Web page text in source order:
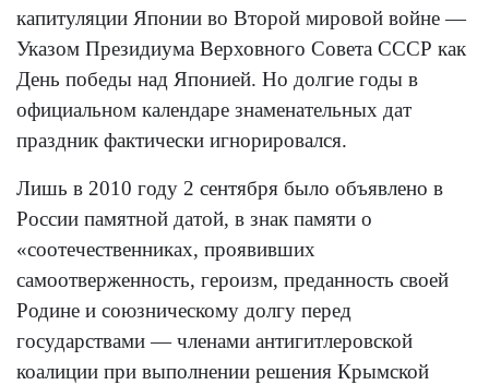
капитуляции Японии во Второй мировой войне —
Указом Президиума Верховного Совета СССР как
День победы над Японией. Но долгие годы в
официальном календаре знаменательных дат
праздник фактически игнорировался.
Лишь в 2010 году 2 сентября было объявлено в
России памятной датой, в знак памяти о
«соотечественниках, проявивших
самоотверженность, героизм, преданность своей
Родине и союзническому долгу перед
государствами — членами антигитлеровской
коалиции при выполнении решения Крымской